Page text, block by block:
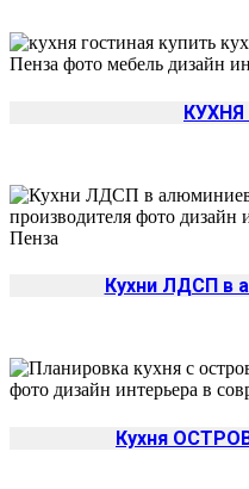
Кухни ЛДСП в
Кухня